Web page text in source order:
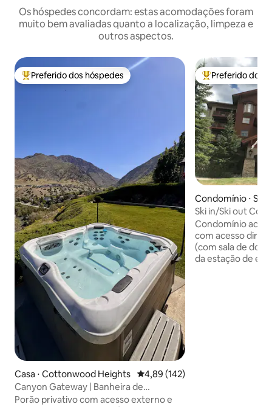
Os hóspedes concordam: estas acomodações foram
muito bem avaliadas quanto a localização, limpeza e
outros aspectos.
Entre os melhores preferidos dos hóspedes
Preferido dos hóspedes
Casa ⋅ Cottonwood Heights 4,89 de uma avaliação média de
4,89 (142)
Canyon Gateway | Banheira de
hidromassagem + caminhadas |
Porão privativo com acesso externo e
Entre os
Preferido dos
Condomínio ⋅
Ski in/Ski out
Resort
Condomínio
com acesso
(com sala de
da estação de